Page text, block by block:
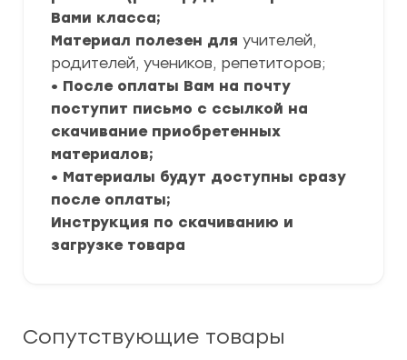
Вами класса;
Материал полезен для учителей,
родителей, учеников, репетиторов;
• После оплаты Вам на почту
поступит письмо с ссылкой на
скачивание приобретенных
материалов;
• Материалы будут доступны сразу
после оплаты;
Инструкция по скачиванию и
загрузке товара
Сопутствующие товары